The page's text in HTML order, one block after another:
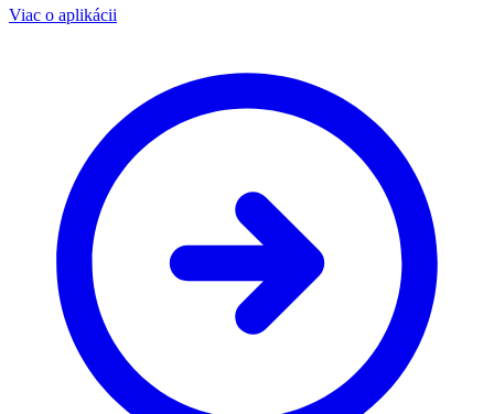
Viac o aplikácii